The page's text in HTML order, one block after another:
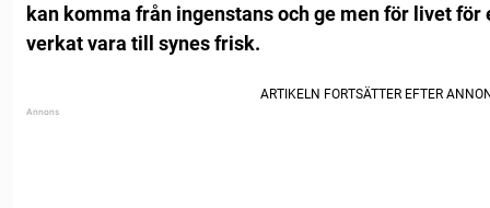
kan komma från ingenstans och ge men för livet för
verkat vara till synes frisk.